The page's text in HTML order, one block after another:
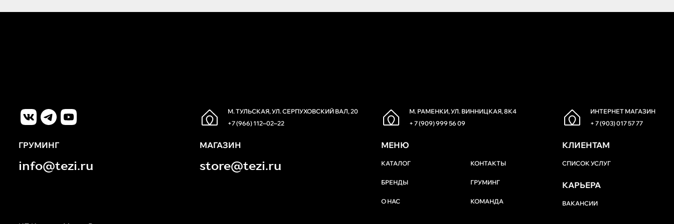
М. ТУЛЬСКАЯ, УЛ. СЕРПУХОВСКИЙ ВАЛ, 20
+7 (966) 112‒02‒22
М. РАМЕНКИ, УЛ. ВИННИЦКАЯ, 8К4
+ 7 (909) 999 56 09
ИНТЕРНЕТ МАГАЗИН
+ 7 (903) 017 57 77
ГРУМИНГ
info@tezi.ru
МАГАЗИН
store@tezi.ru
МЕНЮ
КАТАЛОГ КОНТАКТЫ
БРЕНДЫ ГРУМИНГ
О НАС КОМАНДА
КЛИЕНТАМ
СПИСОК УСЛУГ
КАРЬЕРА
ВАКАНСИИ